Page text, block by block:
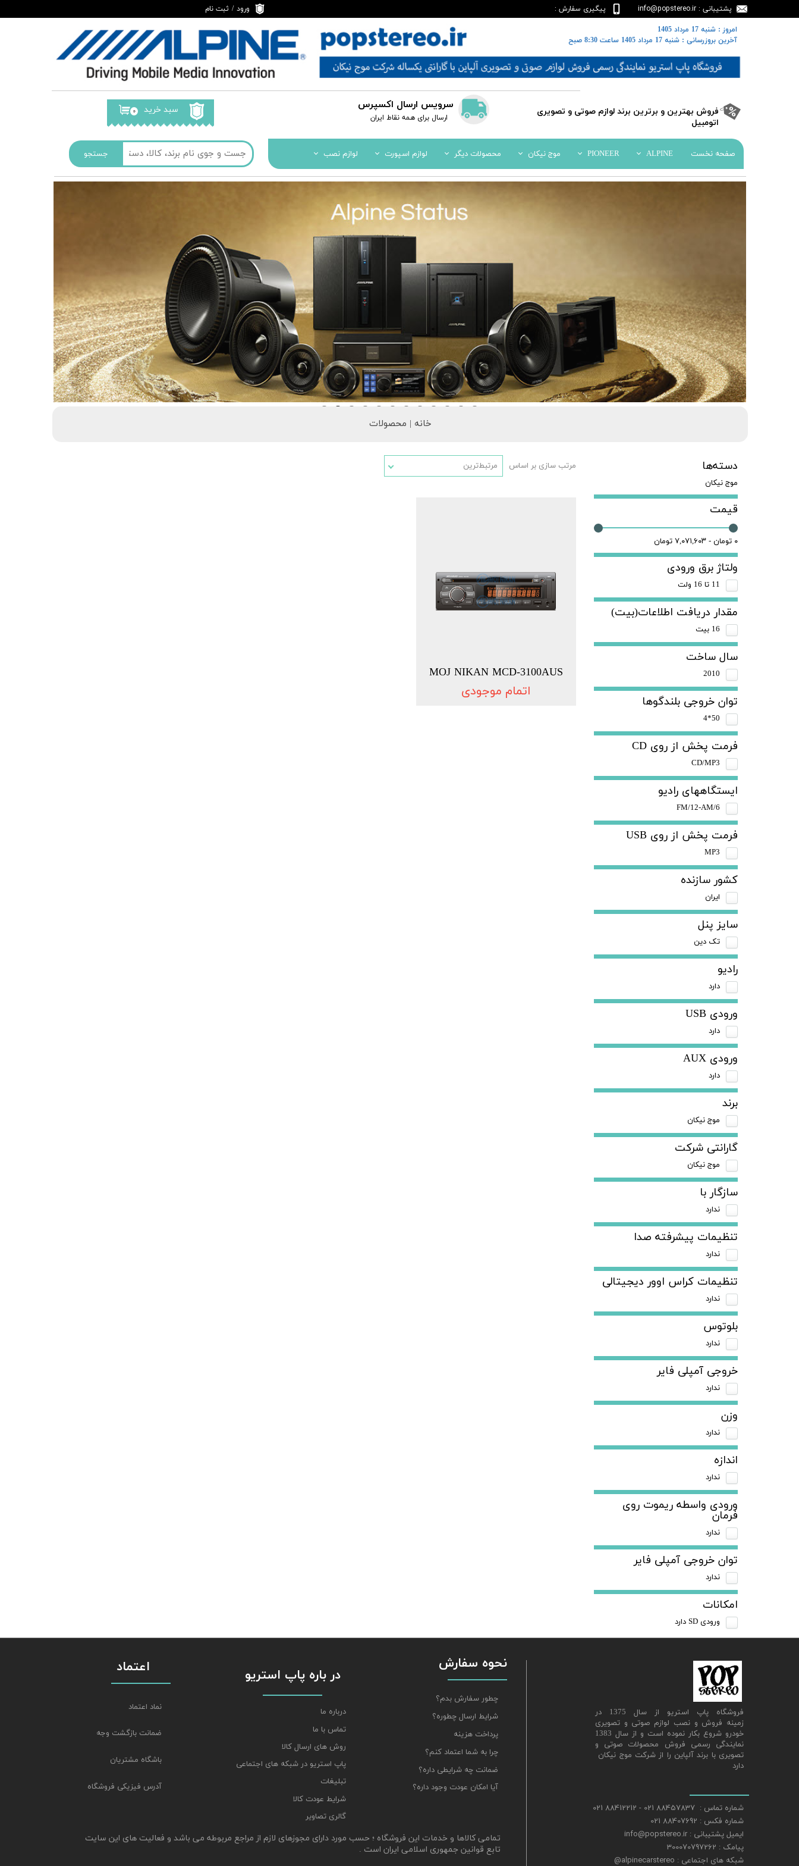
جستجو
سرویس ارسال اکسپرس
​​ارسال برای همه نقاط ایران
پشتیبانی : info@popstereo.ir
پیگیری سفارش :
02188457837
ورود / ثبت نام
تغییر گذر واژه
سفارشات
خروج از حساب
۰ سبد خرید
​فروش بهترین و برترین برند لوازم صوتی و تصویری
اتومبیل​​​​​​​
صفحه نخست ALPINE
چنجر ALPINE
ساب ووفر ALPINE
کامپوننت ALPINE
اسپیکر ALPINE
PIONEER موج نیکان محصولات دیگر لوازم اسپورت لوازم نصب
​​امروز : شنبه 17 مرداد 1405
​​​​​​​آخرین بروزرسانی : شنبه 17 مرداد 1405 ساعت 8:30 صبح
خانه | محصولات
دسته‌ها
موج نیکان
قیمت
۰ تومان - ۷,۰۷۱,۶۰۳ تومان
ولتاژ برق ورودی
11 تا 16 ولت
مقدار دریافت اطلاعات(بیت)
16 بیت
سال ساخت
2010
توان خروجی بلندگوها
50*4
فرمت پخش از روی CD
CD/MP3
ایستگاههای رادیو
FM/12-AM/6
فرمت پخش از روی USB
MP3
کشور سازنده
ایران
سایز پنل
تک دین
رادیو
دارد
ورودی USB
دارد
ورودی AUX
دارد
برند
موج نیکان
گارانتی شرکت
موج نیکان
سازگار با
ندارد
تنظیمات پیشرفته صدا
ندارد
تنظیمات کراس اوور دیجیتالی
ندارد
بلوتوس
ندارد
خروجی آمپلی فایر
ندارد
وزن
ندارد
اندازه
ندارد
ورودی واسطه ریموت روی
فرمان
ندارد
توان خروجی آمپلی فایر
ندارد
امکانات
ورودی SD دارد
مرتب سازی بر اساس مرتبط‌ترین
MOJ NIKAN MCD-3100AUS
اتمام موجودی
​فروشگاه پاپ استریو از سال 1375 در
زمینه فروش و نصب لوازم صوتی و تصویری
خودرو شروع بکار نموده است و از سال 1383
نمایندگی رسمی فروش محصولات صوتی و
تصویری با برند آلپاین را از شرکت موج نیکان
دارد
شماره تماس : 88457837 021 - 88412212 021
شماره فکس : 88407692 021
ایمیل پشتیبانی : info@popstereo.ir
پیامک : 300070797262
شبکه های اجتماعی : alpinecarstereo@
نحوه سفارش
چطور سفارش بدم؟
شرایط ارسال چطوره؟
پرداخت هزینه
چرا به شما اعتماد کنم؟
ضمانت چه شرایطی داره؟
آیا امکان عودت وجود داره؟
اعتماد
نماد اعتماد
ضمانت بازگشت وجه
باشگاه مشتریان
آدرس فیزیکی فروشگاه
​​​​​​​ در باره پاپ استریو
درباره ما
تماس با ما
روش های ارسال کالا
پاپ استریو در شبکه های اجتماعی
تبلیغات
شرایط عودت کالا
گالری تصاویر
​تمامی کالاها و خدمات این فروشگاه ؛ حسب مورد دارای مجوزهای لازم از مراجع مربوطه می باشد و فعالیت های این سایت
تابع قوانین جمهوری اسلامی ایران است .